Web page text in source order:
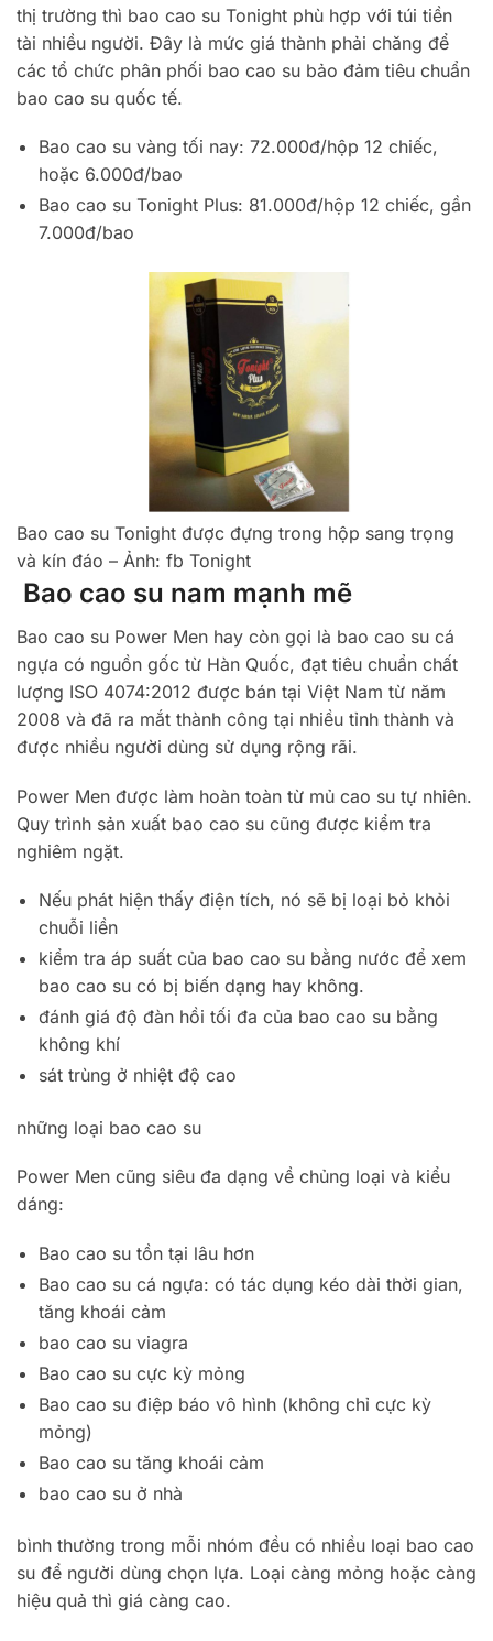
thị trường thì bao cao su Tonight phù hợp với túi tiền
tài nhiều người. Đây là mức giá thành phải chăng để
các tổ chức phân phối bao cao su bảo đảm tiêu chuẩn
bao cao su quốc tế.
Bao cao su vàng tối nay: 72.000đ/hộp 12 chiếc,
hoặc 6.000đ/bao
Bao cao su Tonight Plus: 81.000đ/hộp 12 chiếc, gần
7.000đ/bao
Bao cao su Tonight được đựng trong hộp sang trọng
và kín đáo – Ảnh: fb Tonight
Bao cao su nam mạnh mẽ
Bao cao su Power Men hay còn gọi là bao cao su cá
ngựa có nguồn gốc từ Hàn Quốc, đạt tiêu chuẩn chất
lượng ISO 4074:2012 được bán tại Việt Nam từ năm
2008 và đã ra mắt thành công tại nhiều tỉnh thành và
được nhiều người dùng sử dụng rộng rãi.
Power Men được làm hoàn toàn từ mủ cao su tự nhiên.
Quy trình sản xuất bao cao su cũng được kiểm tra
nghiêm ngặt.
Nếu phát hiện thấy điện tích, nó sẽ bị loại bỏ khỏi
chuỗi liền
kiểm tra áp suất của bao cao su bằng nước để xem
bao cao su có bị biến dạng hay không.
đánh giá độ đàn hồi tối đa của bao cao su bằng
không khí
sát trùng ở nhiệt độ cao
những loại bao cao su
Power Men cũng siêu đa dạng về chủng loại và kiểu
dáng:
Bao cao su tồn tại lâu hơn
Bao cao su cá ngựa: có tác dụng kéo dài thời gian,
tăng khoái cảm
bao cao su viagra
Bao cao su cực kỳ mỏng
Bao cao su điệp báo vô hình (không chỉ cực kỳ
mỏng)
Bao cao su tăng khoái cảm
bao cao su ở nhà
bình thường trong mỗi nhóm đều có nhiều loại bao cao
su để người dùng chọn lựa. Loại càng mỏng hoặc càng
hiệu quả thì giá càng cao.